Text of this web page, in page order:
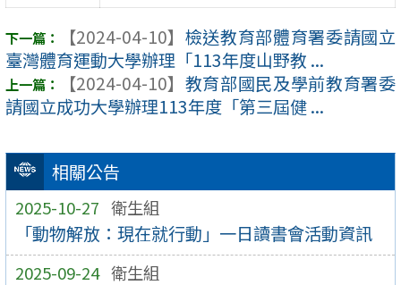
相關公告
2025-10-27 衛生組
「動物解放：現在就行動」一日讀書會活動資訊
2025-09-24 衛生組
【2024-04-10】 檢送教育部體育署委請國立
臺灣體育運動大學辦理「113年度山野教 ...
【2024-04-10】 教育部國民及學前教育署委
請國立成功大學辦理113年度「第三屆健 ...